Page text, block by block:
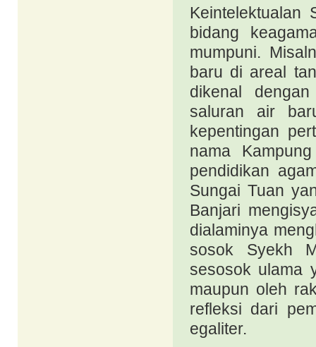
Keintelektualan
bidang
mumpuni.
baru di areal
dikenal
saluran air
kepentingan
nama
pendidikan
Sungai Tuan
Banjari
dialaminya
sosok Syekh
sesosok ulama
maupun oleh
refleksi dari
egaliter.